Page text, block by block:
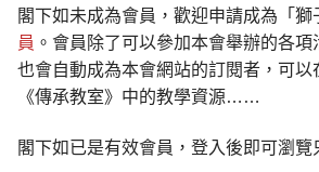
閣下如未成為會員，歡迎申請成為「獅
員 。會員除了可以參加本會舉辦的各項
也會自動成為本會網站的訂閱者，可以
《傳承教室》中的教學資源……
閣下如已是有效會員，登入後即可瀏覽